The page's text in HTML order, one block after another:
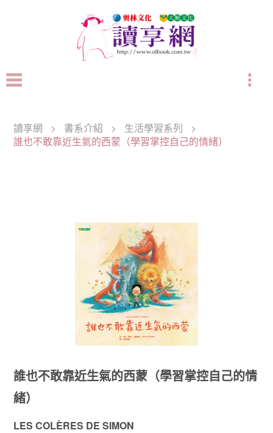
讀享網 > 書系介紹 > 生活學習系列
>
誰也不敢靠近生氣的西蒙（學習掌控自己的情緒）
誰也不敢靠近生氣的西蒙（學習掌控自己的情
緒）
LES COLÈRES DE SIMON